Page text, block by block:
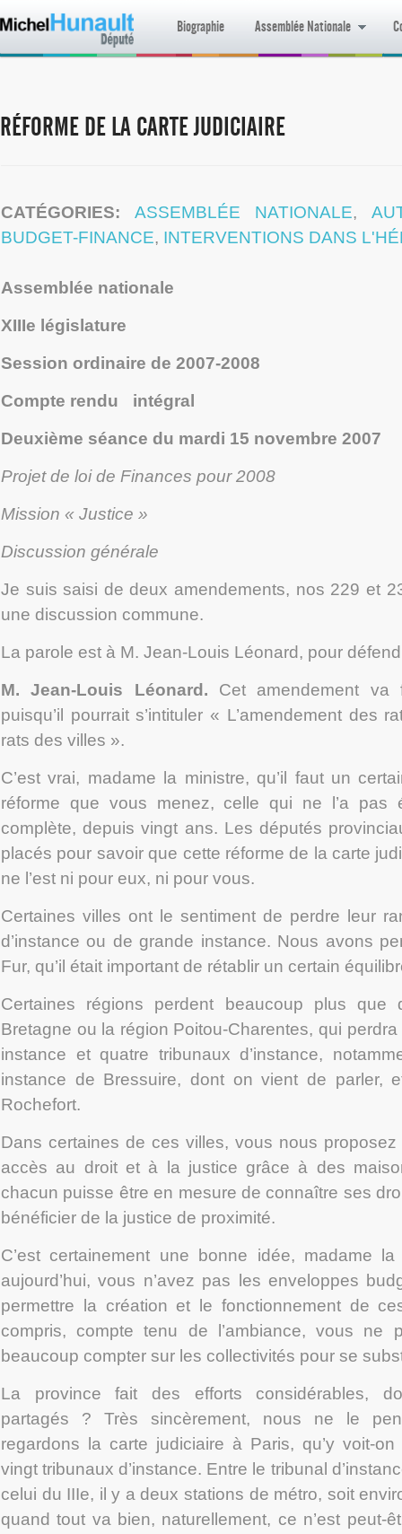
Biographie Assemblée Nationale
RÉFORME DE LA CARTE JUDICIAIRE
CATÉGORIES: ASSEMBLÉE NATIONALE,
BUDGET-FINANCE, INTERVENTIONS DANS
Assemblée nationale
XIIIe législature
Session ordinaire de 2007-2008
Compte rendu intégral
Deuxième séance du mardi 15 novembre 2007
Projet de loi de Finances pour 2008
Mission « Justice »
Discussion générale
Je suis saisi de deux amendements, nos 229 et
une discussion commune.
La parole est à M. Jean-Louis Léonard, pour
M. Jean-Louis Léonard . Cet amendement va
puisqu’il pourrait s’intituler « L’amendement des
rats des villes ».
C’est vrai, madame la ministre, qu’il faut un
réforme que vous menez, celle qui ne l’a pas
complète, depuis vingt ans. Les députés
placés pour savoir que cette réforme de la carte
ne l’est ni pour eux, ni pour vous.
Certaines villes ont le sentiment de perdre leur
d’instance ou de grande instance. Nous avons
Fur, qu’il était important de rétablir un certain
Certaines régions perdent beaucoup plus que
Bretagne ou la région Poitou-Charentes, qui
instance et quatre tribunaux d’instance,
instance de Bressuire, dont on vient de parler,
Rochefort.
Dans certaines de ces villes, vous nous proposez
accès au droit et à la justice grâce à des
chacun puisse être en mesure de connaître ses
bénéficier de la justice de proximité.
C’est certainement une bonne idée, madame
aujourd’hui, vous n’avez pas les enveloppes
permettre la création et le fonctionnement de
compris, compte tenu de l’ambiance, vous ne
beaucoup compter sur les collectivités pour se
La province fait des efforts considérables,
partagés ? Très sincèrement, nous ne le
regardons la carte judiciaire à Paris, qu’y voit-
vingt tribunaux d’instance. Entre le tribunal
celui du IIIe, il y a deux stations de métro, soit
quand tout va bien, naturellement, ce n’est peut-